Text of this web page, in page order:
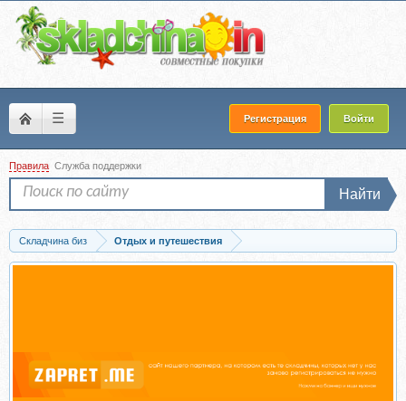
☰ Регистрация Войти
Правила Служба поддержки
Найти
Складчина биз
Отдых и путешествия
Скачать Как посетить 15 популярных стран за копейки (Кристина Эндлесс)